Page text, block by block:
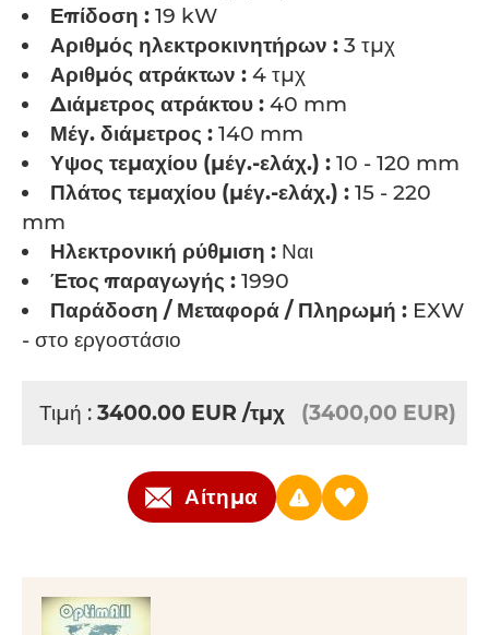
Επίδοση : 19 kW
Αριθμός ηλεκτροκινητήρων : 3 τμχ
Αριθμός ατράκτων : 4 τμχ
Διάμετρος ατράκτου : 40 mm
Μέγ. διάμετρος : 140 mm
Υψος τεμαχίου (μέγ.-ελάχ.) : 10 - 120 mm
Πλάτος τεμαχίου (μέγ.-ελάχ.) : 15 - 220
mm
Ηλεκτρονική ρύθμιση : Ναι
Έτος παραγωγής : 1990
Παράδοση / Μεταφορά / Πληρωμή : EXW
- στο εργοστάσιο
Τιμή : 3400.00 EUR /τμχ (3400,00 EUR)
Αίτημα